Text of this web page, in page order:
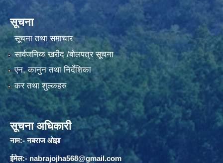
सूचना
सूचना तथा समाचार
सार्वजनिक खरीद /बोलपत्र सूचना
एन, कानुन तथा निर्देशिका
कर तथा शुल्कहरु
सूचना अधिकारी
नाम:- नबराज ओझा
ईमेल:- nabrajojha568@gmail.com